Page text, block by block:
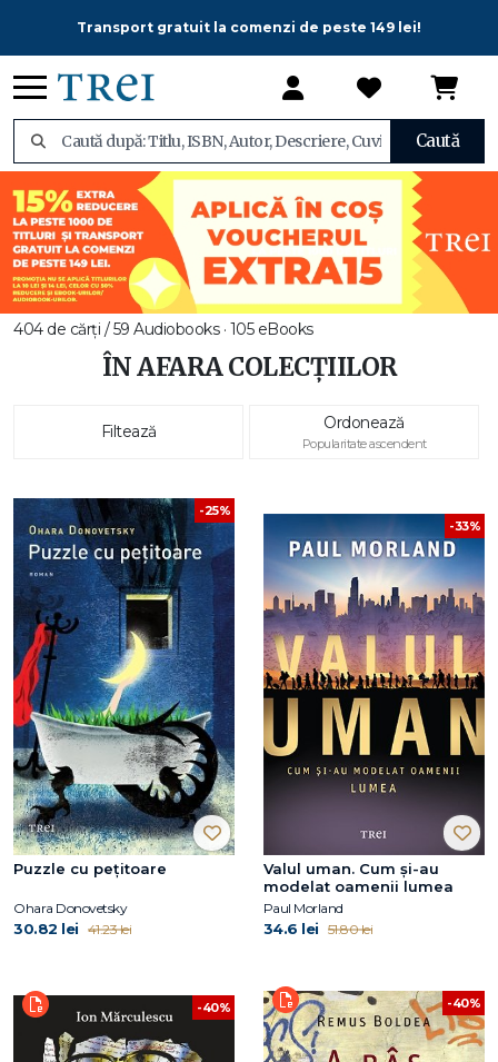
Transport gratuit la comenzi de peste 149 lei!
Caută
404 de cărți / 59 Audiobooks · 105 eBooks
ÎN AFARA COLECȚIILOR
Filtează Ordonează
Popularitate ascendent
-25%
Puzzle cu pețitoare
Ohara Donovetsky
30.82 lei 41.23 lei
-33%
Valul uman. Cum şi-au
modelat oamenii lumea
Paul Morland
34.6 lei 51.80 lei
-40% -40%